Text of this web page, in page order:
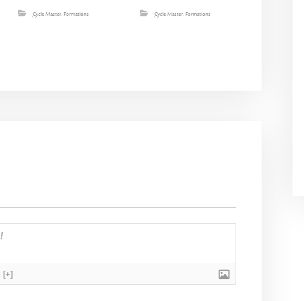
ِِِCycle Master,Formations ِِِCycle Master,Formations
[+]